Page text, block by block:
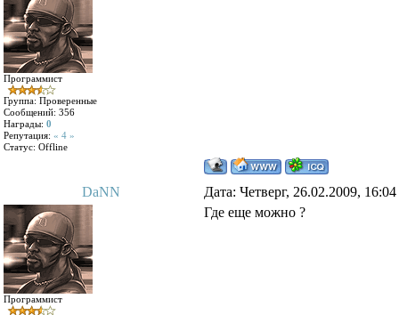
Программист
Группа: Проверенные
Сообщений: 356
Награды: 0
Репутация: « 4 »
Статус: Offline
DaNN Дата: Четверг, 26.02.2009,
Программист
Где еще можно ?